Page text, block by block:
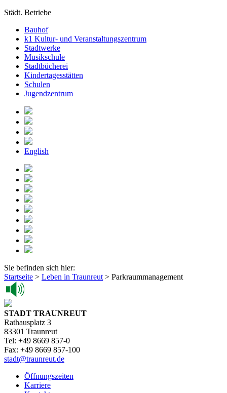
Städt. Betriebe
Bauhof
k1 Kultur- und Veranstaltungszentrum
Stadtwerke
Musikschule
Stadtbücherei
Kindertagesstätten
Schulen
Jugendzentrum
English
Sie befinden sich hier:
Startseite > Leben in Traunreut > Parkraummanagement
STADT TRAUNREUT
Rathausplatz 3
83301 Traunreut
Tel: +49 8669 857-0
Fax: +49 8669 857-100
stadt@traunreut.de
Öffnungszeiten
Karriere